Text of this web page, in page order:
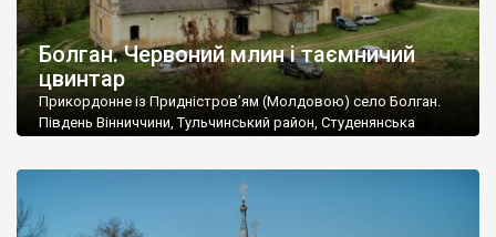
Болган. Червоний млин і таємничий
цвинтар
Прикордонне із Придністров’ям (Молдовою) село Болган.
Південь Вінниччини, Тульчинський район, Студенянська
старовинний цвинтар із кам’яними хрестами. Всі епітафії, які
збереглися, написані кирилицею, церковнослов’янською
мовою. За всіма традиційними ознаками – цвинтар